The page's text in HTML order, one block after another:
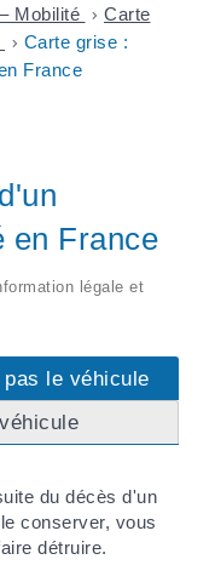
Mobilité > Carte
> Carte grise :
France
en France
légale et
le véhicule
du décès d'un
conserver, vous
détruire.